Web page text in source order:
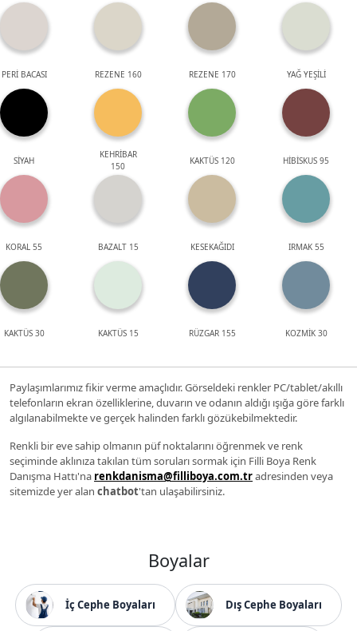
PERİ BACASI REZENE 160 REZENE 170 YAĞ YEŞİLİ
SİYAH
KEHRİBAR
150
KAKTÜS 120 HİBİSKUS 95
KORAL 55 BAZALT 15 KESEKAĞIDI IRMAK 55
KAKTÜS 30 KAKTÜS 15 RÜZGAR 155 KOZMİK 30
Paylaşımlarımız fikir verme amaçlıdır. Görseldeki renkler PC/tablet/akıllı
telefonların ekran özelliklerine, duvarın ve odanın aldığı ışığa göre farklı
algılanabilmekte ve gerçek halinden farklı gözükebilmektedir.
Renkli bir eve sahip olmanın püf noktalarını öğrenmek ve renk
seçiminde aklınıza takılan tüm soruları sormak için Filli Boya Renk
Danışma Hattı'na renkdanisma@filliboya.com.tradresinden veya
sitemizde yer alan chatbot'tan ulaşabilirsiniz.
Boyalar
İç Cephe Boyaları Dış Cephe Boyaları